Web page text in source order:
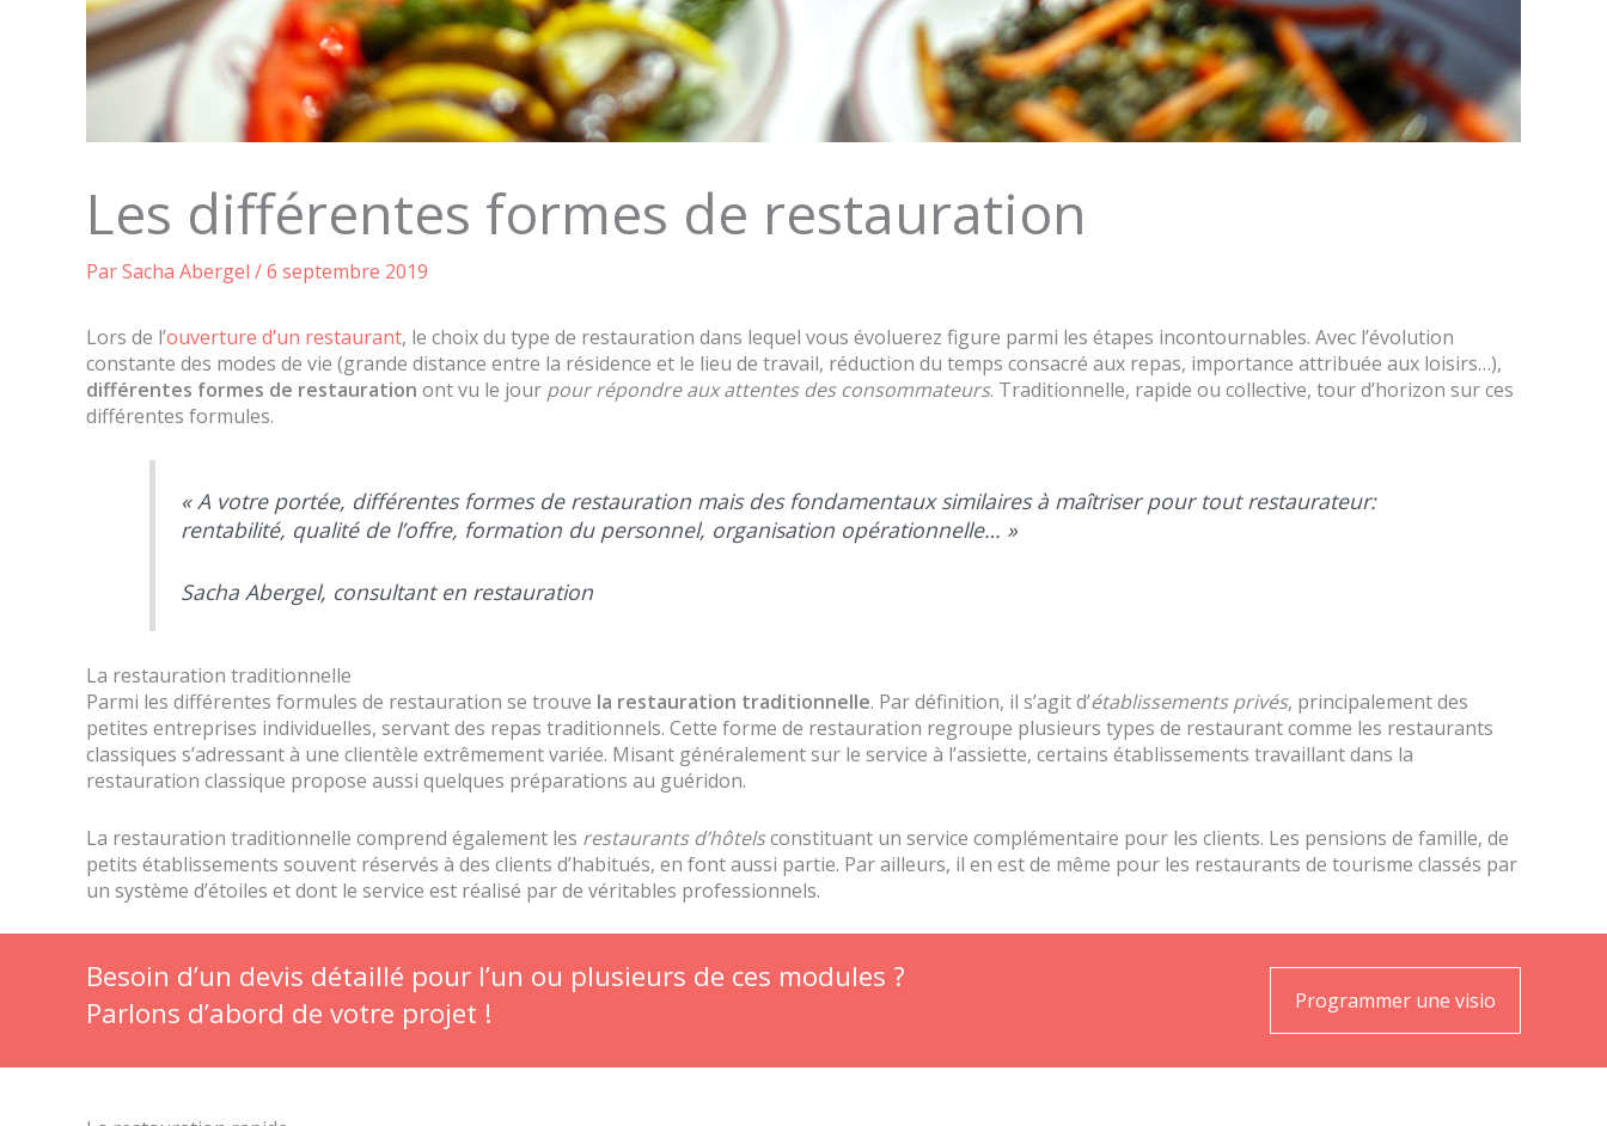
Les différentes formes de restauration
ParSacha Abergel /6 septembre 2019
Lors de l’ouverture d’un restaurant, le choix du type de restauration dans lequel vous évoluerez figure parmi les étapes incontournables. Avec l’évolution
constante des modes de vie (grande distance entre la résidence et le lieu de travail, réduction du temps consacré aux repas, importance attribuée aux loisirs…),
différentes formes de restauration ont vu le jour pour répondre aux attentes des consommateurs. Traditionnelle, rapide ou collective, tour d’horizon sur ces
différentes formules.
« A votre portée, différentes formes de restauration mais des fondamentaux similaires à maîtriser pour tout restaurateur:
rentabilité, qualité de l’offre, formation du personnel, organisation opérationnelle… »
Sacha Abergel, consultant en restauration
La restauration traditionnelle
Parmi les différentes formules de restauration se trouve la restauration traditionnelle. Par définition, il s’agit d’établissements privés, principalement des
petites entreprises individuelles, servant des repas traditionnels. Cette forme de restauration regroupe plusieurs types de restaurant comme les restaurants
classiques s’adressant à une clientèle extrêmement variée. Misant généralement sur le service à l’assiette, certains établissements travaillant dans la
restauration classique propose aussi quelques préparations au guéridon.
La restauration traditionnelle comprend également les restaurants d’hôtelsconstituant un service complémentaire pour les clients. Les pensions de famille, de
petits établissements souvent réservés à des clients d’habitués, en font aussi partie. Par ailleurs, il en est de même pour les restaurants de tourisme classés par
un système d’étoiles et dont le service est réalisé par de véritables professionnels.
Besoin d’un devis détaillé pour l’un ou plusieurs de ces modules ?
Parlons d’abord de votre projet !
Programmer une visio